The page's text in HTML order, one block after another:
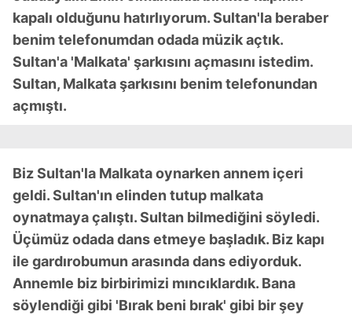
kapalı olduğunu hatırlıyorum. Sultan'la beraber
benim telefonumdan odada müzik açtık.
Sultan'a 'Malkata' şarkısını açmasını istedim.
Sultan, Malkata şarkısını benim telefonundan
açmıştı.
Biz Sultan'la Malkata oynarken annem içeri
geldi. Sultan'ın elinden tutup malkata
oynatmaya çalıştı. Sultan bilmediğini söyledi.
Üçümüz odada dans etmeye başladık. Biz kapı
ile gardırobumun arasında dans ediyorduk.
Annemle biz birbirimizi mıncıklardık. Bana
söylendiği gibi 'Bırak beni bırak' gibi bir şey